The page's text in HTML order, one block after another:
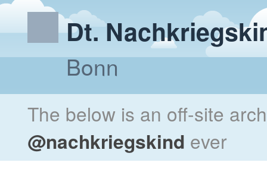
Dt.
Bonn
The below is an off-site
@nachkriegskind ever